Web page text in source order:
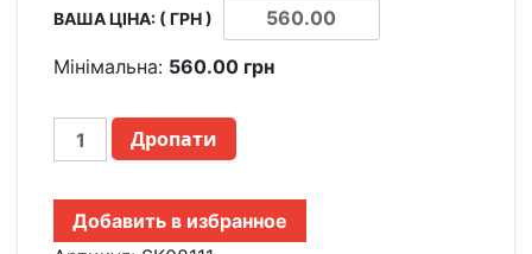
ВАША ЦІНА: ( ГРН )
Мінімальна: 560.00 грн
ДВОЙНОЙ
БЫТОВОЙ
ДЛЯ
ХЛЕБА
Дропати
Добавить в избранное